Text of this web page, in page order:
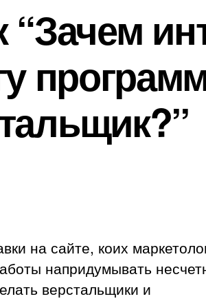
“Зачем
на сайте, коих
напридумывать
верстальщики и